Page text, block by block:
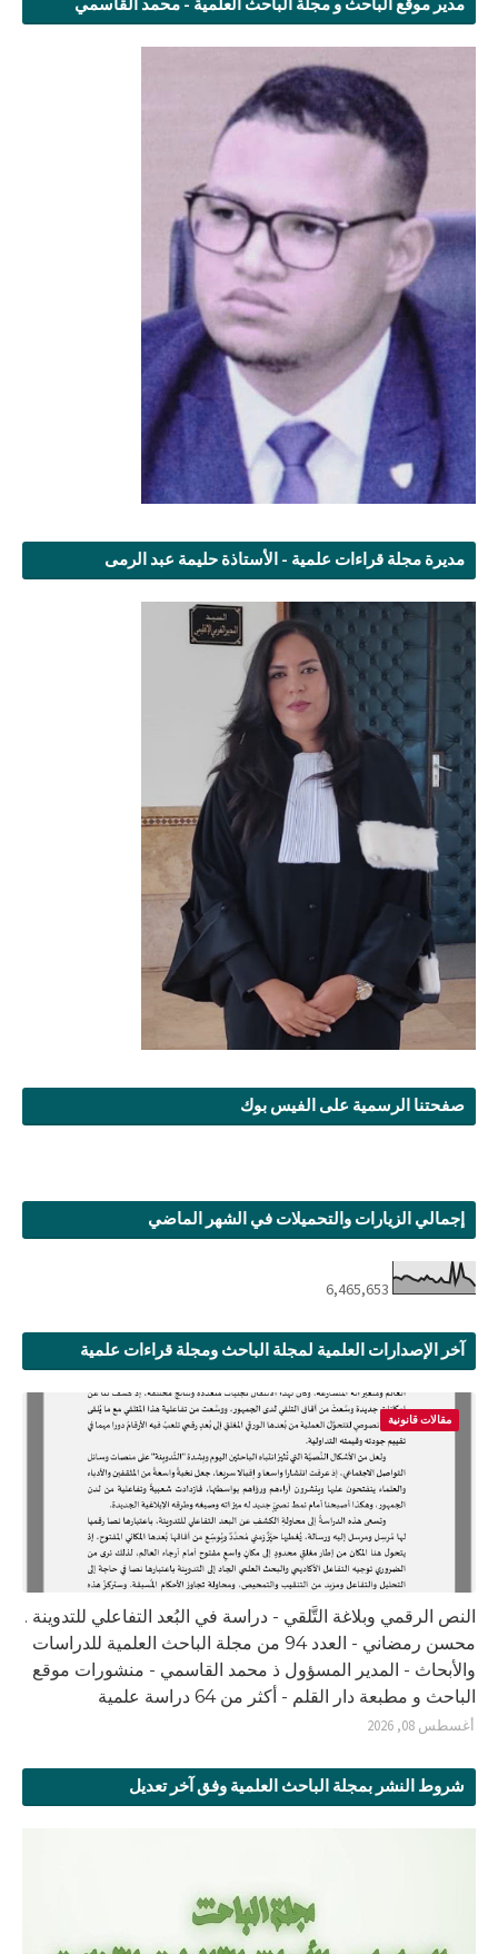
مديرة مجلة قراءات علمية - الأستاذة حليمة عبد الرمى
صفحتنا الرسمية على الفيس بوك
إجمالي الزيارات والتحميلات في الشهر الماضي
6,465,653
آخر الإصدارات العلمية لمجلة الباحث ومجلة قراءات علمية
مقالات قانونية
النص الرقمي وبلاغة التَّلقي - دراسة في البُعد التفاعلي للتدوينة .
محسن رمضاني - العدد 94 من مجلة الباحث العلمية للدراسات
والأبحاث - المدير المسؤول ذ محمد القاسمي - منشورات موقع
الباحث و مطبعة دار القلم - أكثر من 64 دراسة علمية
أغسطس 08, 2026
شروط النشر بمجلة الباحث العلمية وفق آخر تعديل